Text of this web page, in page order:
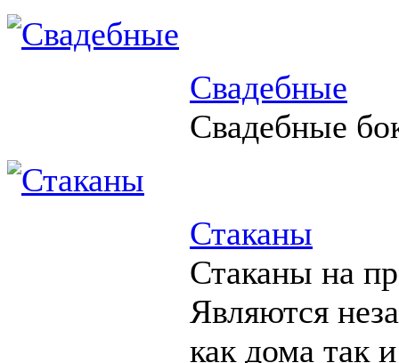
Свадебные
Свадебные
Стаканы
Стаканы на
Являются
как дома так